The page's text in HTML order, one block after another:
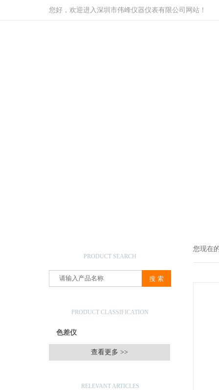
您好，欢迎进入深圳市伟峰仪器仪表有限公司网站！
PRODUCT SEARCH
PRODUCT CLASSIFICATION
色差仪
查看更多 >>
RELEVANT ARTICLES
您现在